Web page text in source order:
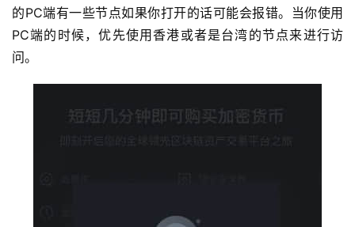
的PC端有一些节点如果你打开的话可能会报错。当你使用
PC端的时候，优先使用香港或者是台湾的节点来进行访
问。